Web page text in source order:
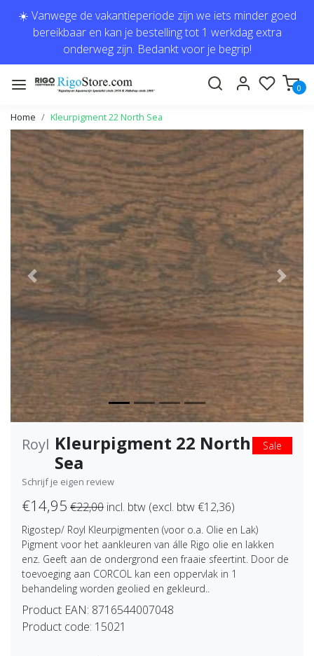
☀️ Vanwege de vakantieperiode zijn we iets minder goed
bereikbaar en kan je bestelling tot 1 werkdag extra
onderweg zijn. Bedankt voor je begrip!
0
Home Kleurpigment 22 North Sea
Vorige
Royl Kleurpigment 22 North
Sea
Sale
Schrijf je eigen review
€14,95 €22,00 incl. btw (excl. btw €12,36)
Rigostep/ Royl Kleurpigmenten (voor o.a. Olie en Lak)
Pigment voor het aankleuren van álle Rigo olie en lakken
enz. Geeft aan de ondergrond een fraaie sfeertint. Door de
toevoeging aan CORCOL kan een oppervlak in 1
behandeling worden geolied en gekleurd..
Product EAN: 8716544007048
Product code: 15021